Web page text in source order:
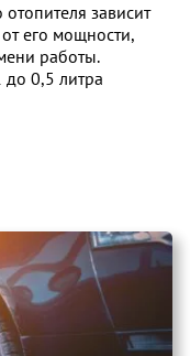
зависит
его мощности,
работы.
до 0,5 литра